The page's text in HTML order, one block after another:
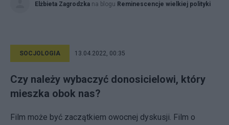
Elżbieta Zagrodzka na blogu Reminescencje wielkiej polityki
SOCJOLOGIA 13.04.2022, 00:35
Czy należy wybaczyć donosicielowi, który
mieszka obok nas?
Film może być zaczątkiem owocnej dyskusji. Film o